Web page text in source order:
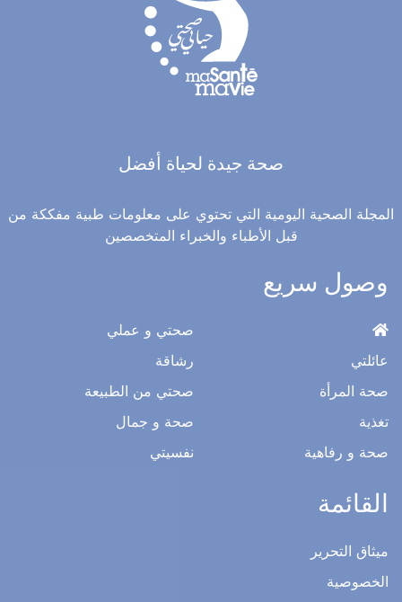
صحة جيدة لحياة أفضل
الصحية اليومية التي تحتوي على معلومات طبية مفككة من
قبل الأطباء والخبراء المتخصصين
سريع
رفاهية
صحتي و عملي
صحتي من الطبيعة
صحة و جمال